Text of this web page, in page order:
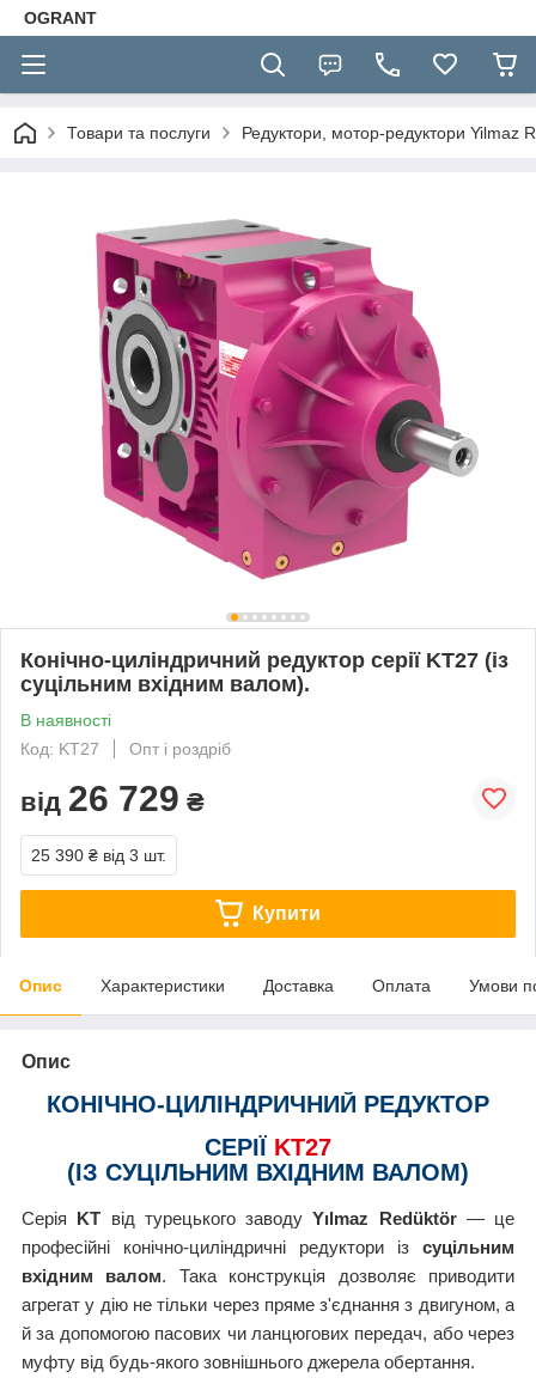
OGRANT
Товари та послуги Редуктори, мотор-редуктори Yilmaz
Конічно-циліндричний редуктор серії KT27 (із
суцільним вхідним валом).
В наявності
Код: KT27
Опт і роздріб
від 26 729 ₴
25 390 ₴ від 3 шт.
Купити
Опис Характеристики Доставка Оплата Умови
Опис
КОНІЧНО-ЦИЛІНДРИЧНИЙ РЕДУКТОР
СЕРІЇ KT27
(ІЗ СУЦІЛЬНИМ ВХІДНИМ ВАЛОМ)
Серія KT від турецького заводуYılmaz Redüktör— це
професійні конічно-циліндричні редуктори із суцільним
вхідним валом. Така конструкція дозволяє приводити
агрегат у дію не тільки через пряме з'єднання з двигуном, а
й за допомогою пасових чи ланцюгових передач, або через
муфту від будь-якого зовнішнього джерела обертання.